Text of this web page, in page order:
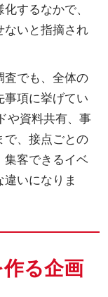
するなかで、
ないと指摘され
査でも、全体の
項に挙げてい
や資料共有、事
で、接点ごとの
集客できるイベ
いになりま
る企画